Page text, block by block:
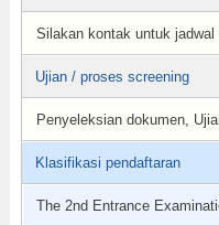
Silakan kontak untuk jadwal
Ujian / proses screening
Penyeleksian dokumen,
Klasifikasi pendaftaran
The 2nd Entrance